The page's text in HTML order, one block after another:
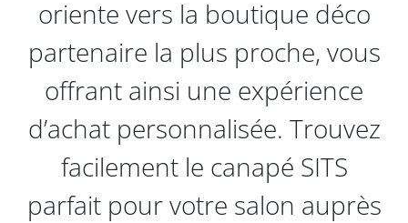
oriente vers la boutique déco
partenaire la plus proche, vous
offrant ainsi une expérience
d’achat personnalisée. Trouvez
facilement le canapé SITS
parfait pour votre salon auprès